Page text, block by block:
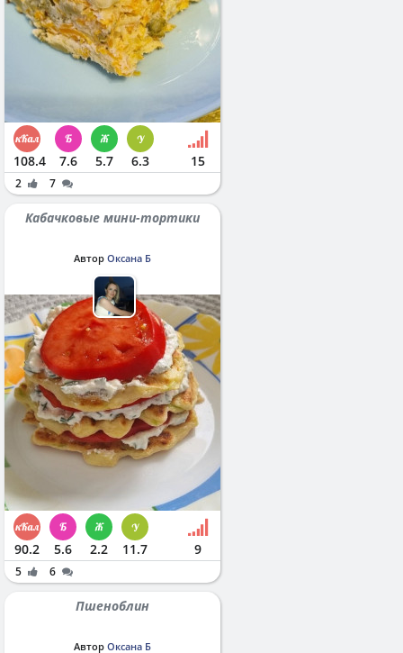
108.4 7.6 5.7 6.3 15
2 7
Кабачковые мини-тортики
Автор Оксана Б
90.2 5.6 2.2 11.7 9
5 6
Пшеноблин
Автор Оксана Б